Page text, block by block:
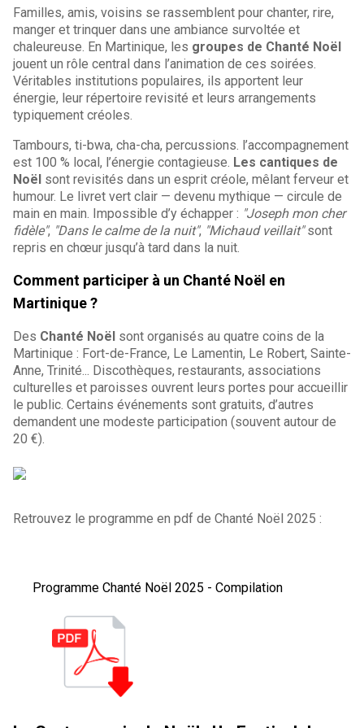
Familles, amis, voisins se rassemblent pour chanter, rire,
manger et trinquer dans une ambiance survoltée et
chaleureuse. En Martinique, les groupes de Chanté Noël
jouent un rôle central dans l’animation de ces soirées.
Véritables institutions populaires, ils apportent leur
énergie, leur répertoire revisité et leurs arrangements
typiquement créoles.
Tambours, ti-bwa, cha-cha, percussions. l’accompagnement
est 100 % local, l’énergie contagieuse. Les cantiques de
Noël sont revisités dans un esprit créole, mêlant ferveur et
humour. Le livret vert clair — devenu mythique — circule de
main en main. Impossible d’y échapper : "Joseph mon cher
fidèle", "Dans le calme de la nuit", "Michaud veillait"sont
repris en chœur jusqu’à tard dans la nuit.
Comment participer à un Chanté Noël en
Martinique ?
Des Chanté Noël sont organisés au quatre coins de la
Martinique : Fort-de-France, Le Lamentin, Le Robert, Sainte-
Anne, Trinité... Discothèques, restaurants, associations
culturelles et paroisses ouvrent leurs portes pour accueillir
le public. Certains événements sont gratuits, d’autres
demandent une modeste participation (souvent autour de
20 €).
Retrouvez le programme en pdf de Chanté Noël 2025 :
Programme Chanté Noël 2025 - Compilation